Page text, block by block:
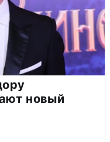
новый